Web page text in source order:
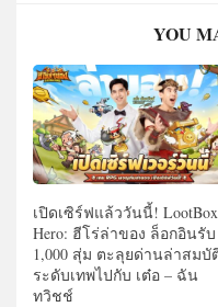
YOU
เปิดเซิร์ฟแล้ววันนี้! LootBox
Hero: ฮีโร่ล่าของ ล็อกอินรับ
1,000 สุ่ม ตะลุยด่านล่าสมบั
ระดับเทพไปกับ เต๋อ – ฉัน
ทวิชช์